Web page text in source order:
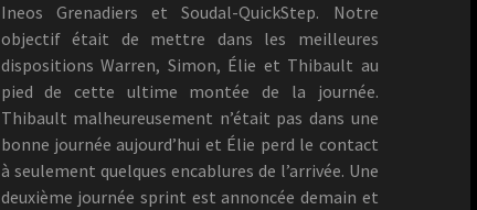
Ineos Grenadiers et Soudal-QuickStep. Notre
objectif était de mettre dans les meilleures
dispositions Warren, Simon, Élie et Thibault au
pied de cette ultime montée de la journée.
Thibault malheureusement n’était pas dans une
bonne journée aujourd’hui et Élie perd le contact
à seulement quelques encablures de l’arrivée. Une
deuxième journée sprint est annoncée demain et